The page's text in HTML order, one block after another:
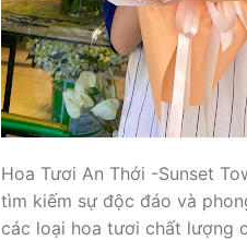
Hoa Tươi An Thới -Sunset
tìm kiếm sự độc đáo và
các loại hoa tươi chất lượng